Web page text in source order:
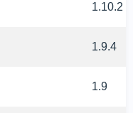
1.10.2
1.9.4
1.9